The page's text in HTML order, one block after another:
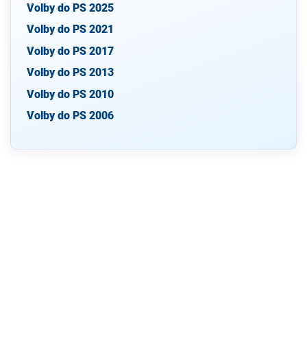
Volby do PS 2025
Volby do PS 2021
Volby do PS 2017
Volby do PS 2013
Volby do PS 2010
Volby do PS 2006